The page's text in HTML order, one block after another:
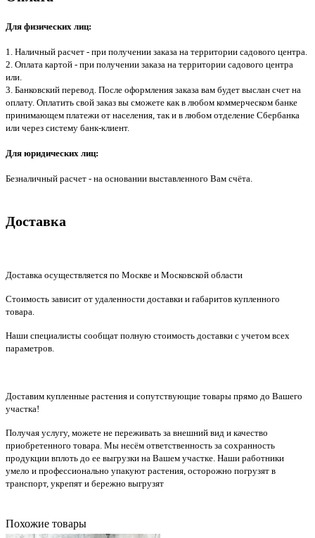
Для физических лиц:
1. Наличный расчет - при получении заказа на территории садового центра.
2. Оплата картой - при получении заказа на территории садового центра
или.
3. Банковский перевод. После оформления заказа вам будет выслан счет на
оплату. Оплатить свой заказ вы сможете как в любом коммерческом банке
принимающем платежи от населения, так и в любом отделение Сбербанка
или через систему банк-клиент.
Для юридических лиц:
Безналичный расчет - на основании выставленного Вам счёта.
Доставка
Доставка осуществляется по Москве и Московской области
Стоимость зависит от удаленности доставки и габаритов купленного
товара.
Наши специалисты сообщат полную стоимость доставки с учетом всех
параметров.
Доставим купленные растения и сопутствующие товары прямо до Вашего
участка!
Получая услугу, можете не переживать за внешний вид и качество
приобретенного товара. Мы несём ответственность за сохранность
продукции вплоть до ее выгрузки на Вашем участке. Наши работники
умело и профессионально упакуют растения, осторожно погрузят в
транспорт, укрепят и бережно выгрузят
Похожие товары